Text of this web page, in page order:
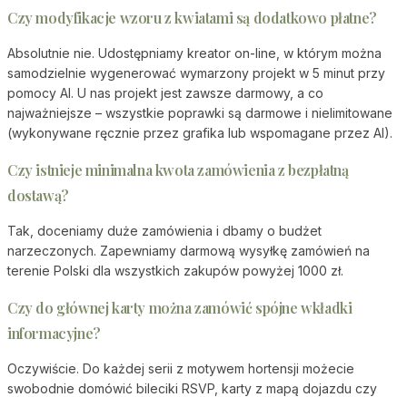
Czy modyfikacje wzoru z kwiatami są dodatkowo płatne?
Absolutnie nie. Udostępniamy kreator on-line, w którym można
samodzielnie wygenerować wymarzony projekt w 5 minut przy
pomocy AI. U nas projekt jest zawsze darmowy, a co
najważniejsze – wszystkie poprawki są darmowe i nielimitowane
(wykonywane ręcznie przez grafika lub wspomagane przez AI).
Czy istnieje minimalna kwota zamówienia z bezpłatną
dostawą?
Tak, doceniamy duże zamówienia i dbamy o budżet
narzeczonych. Zapewniamy darmową wysyłkę zamówień na
terenie Polski dla wszystkich zakupów powyżej 1000 zł.
Czy do głównej karty można zamówić spójne wkładki
informacyjne?
Oczywiście. Do każdej serii z motywem hortensji możecie
swobodnie domówić bileciki RSVP, karty z mapą dojazdu czy